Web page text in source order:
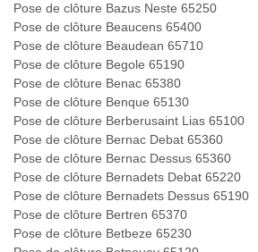
Pose de clôture Bazus Neste 65250
Pose de clôture Beaucens 65400
Pose de clôture Beaudean 65710
Pose de clôture Begole 65190
Pose de clôture Benac 65380
Pose de clôture Benque 65130
Pose de clôture Berberusaint Lias 65100
Pose de clôture Bernac Debat 65360
Pose de clôture Bernac Dessus 65360
Pose de clôture Bernadets Debat 65220
Pose de clôture Bernadets Dessus 65190
Pose de clôture Bertren 65370
Pose de clôture Betbeze 65230